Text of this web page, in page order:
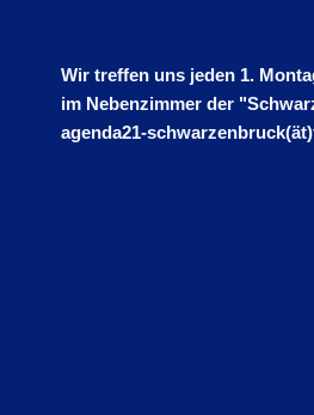
Wir treffen uns jeden 1.
im Nebenzimmer der
agenda21-